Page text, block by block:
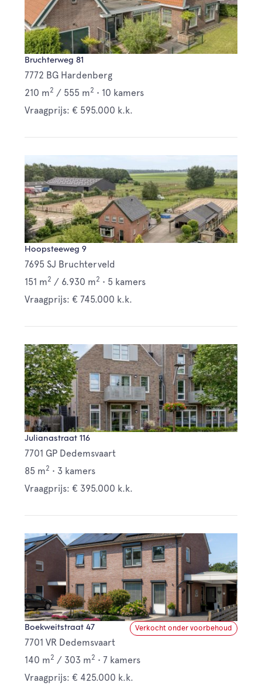
Bruchterweg 81
7772 BG Hardenberg
210 m2 / 555 m2 • 10 kamers
Vraagprijs: € 595.000 k.k.
Hoopsteeweg 9
7695 SJ Bruchterveld
151 m2 / 6.930 m2 • 5 kamers
Vraagprijs: € 745.000 k.k.
Julianastraat 116
7701 GP Dedemsvaart
85 m2 • 3 kamers
Vraagprijs: € 395.000 k.k.
Verkocht onder voorbehoud
Boekweitstraat 47
7701 VR Dedemsvaart
140 m2 / 303 m2 • 7 kamers
Vraagprijs: € 425.000 k.k.